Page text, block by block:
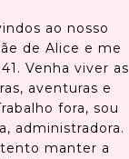
ao nosso
de Alice e me
Venha viver as
aventuras e
fora, sou
administradora.
manter a